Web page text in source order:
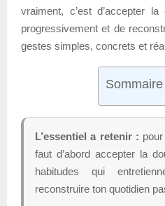
vraiment, c’est d’accepter
progressivement et de
gestes simples, concrets et
Sommaire
L’essentiel a retenir :
faut d’abord accepter la
habitudes qui
reconstruire ton quotidien